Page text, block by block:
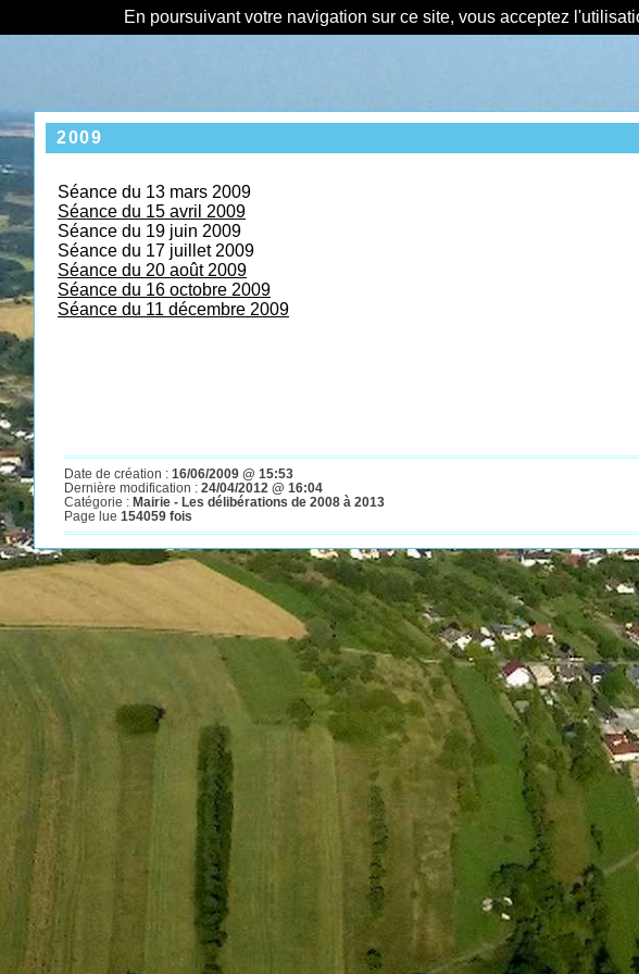
En poursuivant votre navigation sur ce site, vous acceptez
2009
Séance du 13 mars 2009
Séance du 15 avril 2009
Séance du 19 juin 2009
Séance du 17 juillet 2009
Séance du 20 août 2009
Séance du 16 octobre 2009
Séance du 11 décembre 2009
Date de création : 16/06/2009 @ 15:53
Dernière modification : 24/04/2012 @ 16:04
Catégorie : Mairie - Les délibérations de 2008 à 2013
Page lue 154059 fois